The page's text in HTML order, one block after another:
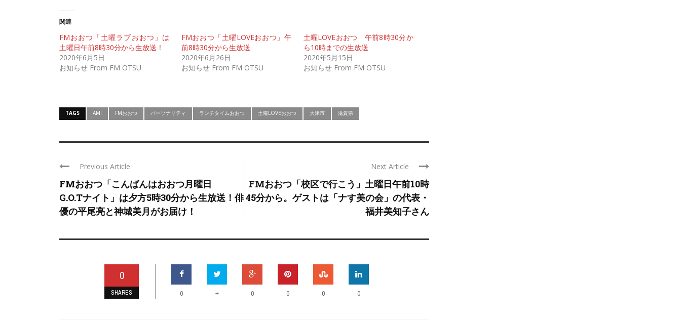
関連
FMおおつ「土曜ラブおおつ」は
土曜日午前8時30分から生放送！
2020年6月5日
お知らせ From FM OTSU
FMおおつ「土曜LOVEおおつ」午
前8時30分から生放送
2020年6月26日
お知らせ From FM OTSU
土曜LOVEおおつ 午前8時30分か
ら10時までの生放送
2020年5月15日
お知らせ From FM OTSU
TAGS AMI FMおおつ パーソナリティ ランチタイムおおつ 土曜LOVEおおつ 大津市 滋賀県
Previous Article
FMおおつ「こんばんはおおつ月曜日
G.O.Tナイト」は夕方5時30分から生放送！俳
優の平尾亮と神城美月がお届け！
Next Article
FMおおつ「校区で行こう」土曜日午前10時
45分から。ゲストは「ナす美の会」の代表・
福井美知子さん
0
SHARES 0 + 0 0 0 0